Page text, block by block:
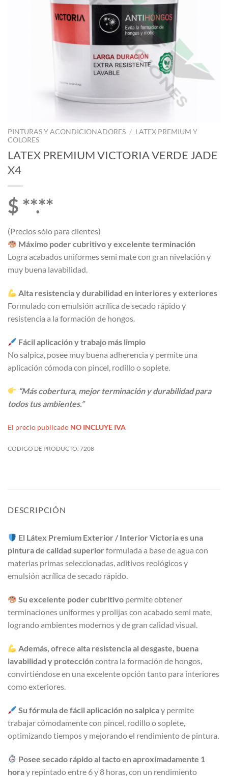
PINTURAS Y ACONDICIONADORES / LATEX PREMIUM Y
COLORES
LATEX PREMIUM VICTORIA VERDE JADE
X4
$ **.**
(Precios sólo para clientes)
Máximo poder cubritivo y excelente terminación
Logra acabados uniformes semi mate con gran nivelación y
muy buena lavabilidad.
Alta resistencia y durabilidad en interiores y exteriores
Formulado con emulsión acrílica de secado rápido y
resistencia a la formación de hongos.
Fácil aplicación y trabajo más limpio
No salpica, posee muy buena adherencia y permite una
aplicación cómoda con pincel, rodillo o soplete.
“Más cobertura, mejor terminación y durabilidad para
todos tus ambientes.”
El precio publicado NO INCLUYE IVA
CODIGO DE PRODUCTO: 7208
DESCRIPCIÓN
El Látex Premium Exterior / Interior Victoria es una
pintura de calidad superior formulada a base de agua con
materias primas seleccionadas, aditivos reológicos y
emulsión acrílica de secado rápido.
Su excelente poder cubritivo permite obtener
terminaciones uniformes y prolijas con acabado semi mate,
logrando ambientes modernos y de gran calidad visual.
Además, ofrece alta resistencia al desgaste, buena
lavabilidad y proteccióncontra la formación de hongos,
convirtiéndose en una excelente opción tanto para interiores
como exteriores.
Su fórmula de fácil aplicación no salpicay permite
trabajar cómodamente con pincel, rodillo o soplete,
optimizando tiempos y mejorando el rendimiento de pintura.
Posee secado rápido al tacto en aproximadamente 1
horay repintado entre 6 y 8 horas, con un rendimiento